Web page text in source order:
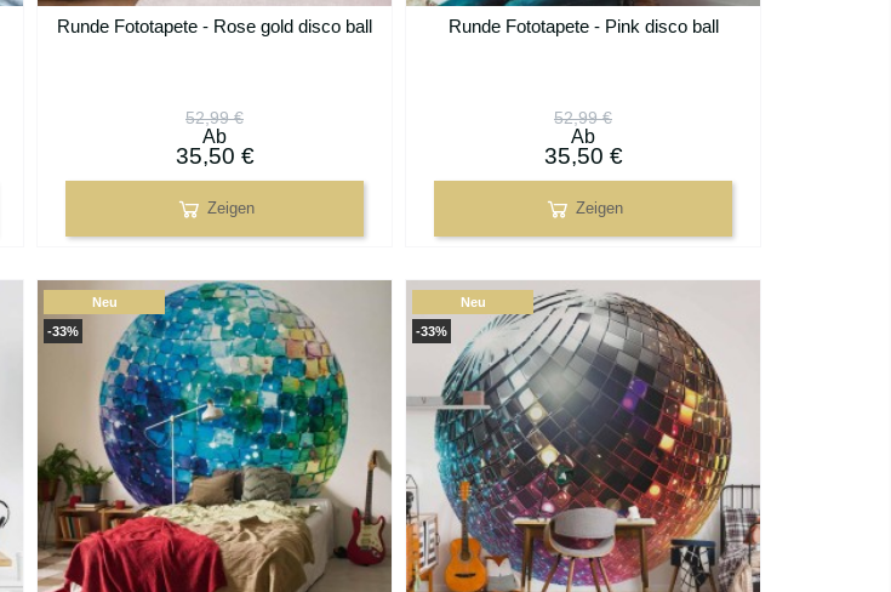
Runde Fototapete - Rose gold disco ball
52,99 €
Ab
35,50 €
Zeigen
Runde Fototapete - Pink disco ball
52,99 €
Ab
35,50 €
Zeigen
-33%
Neu
-33%
Neu